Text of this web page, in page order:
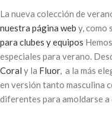
La nueva colección de
nuestra página web y, como
para clubes y equipos
especiales para verano.
Coral y la Fluor, a la más
en versión tanto masculina
diferentes para amoldarse a